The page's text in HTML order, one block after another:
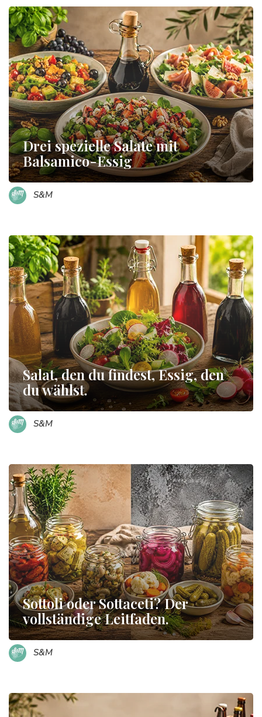
Drei spezielle Salate mit
Balsamico-Essig
S&M
Salat, den du findest, Essig, den
du wählst.
S&M
Sottoli oder Sottaceti? Der
vollständige Leitfaden.
S&M